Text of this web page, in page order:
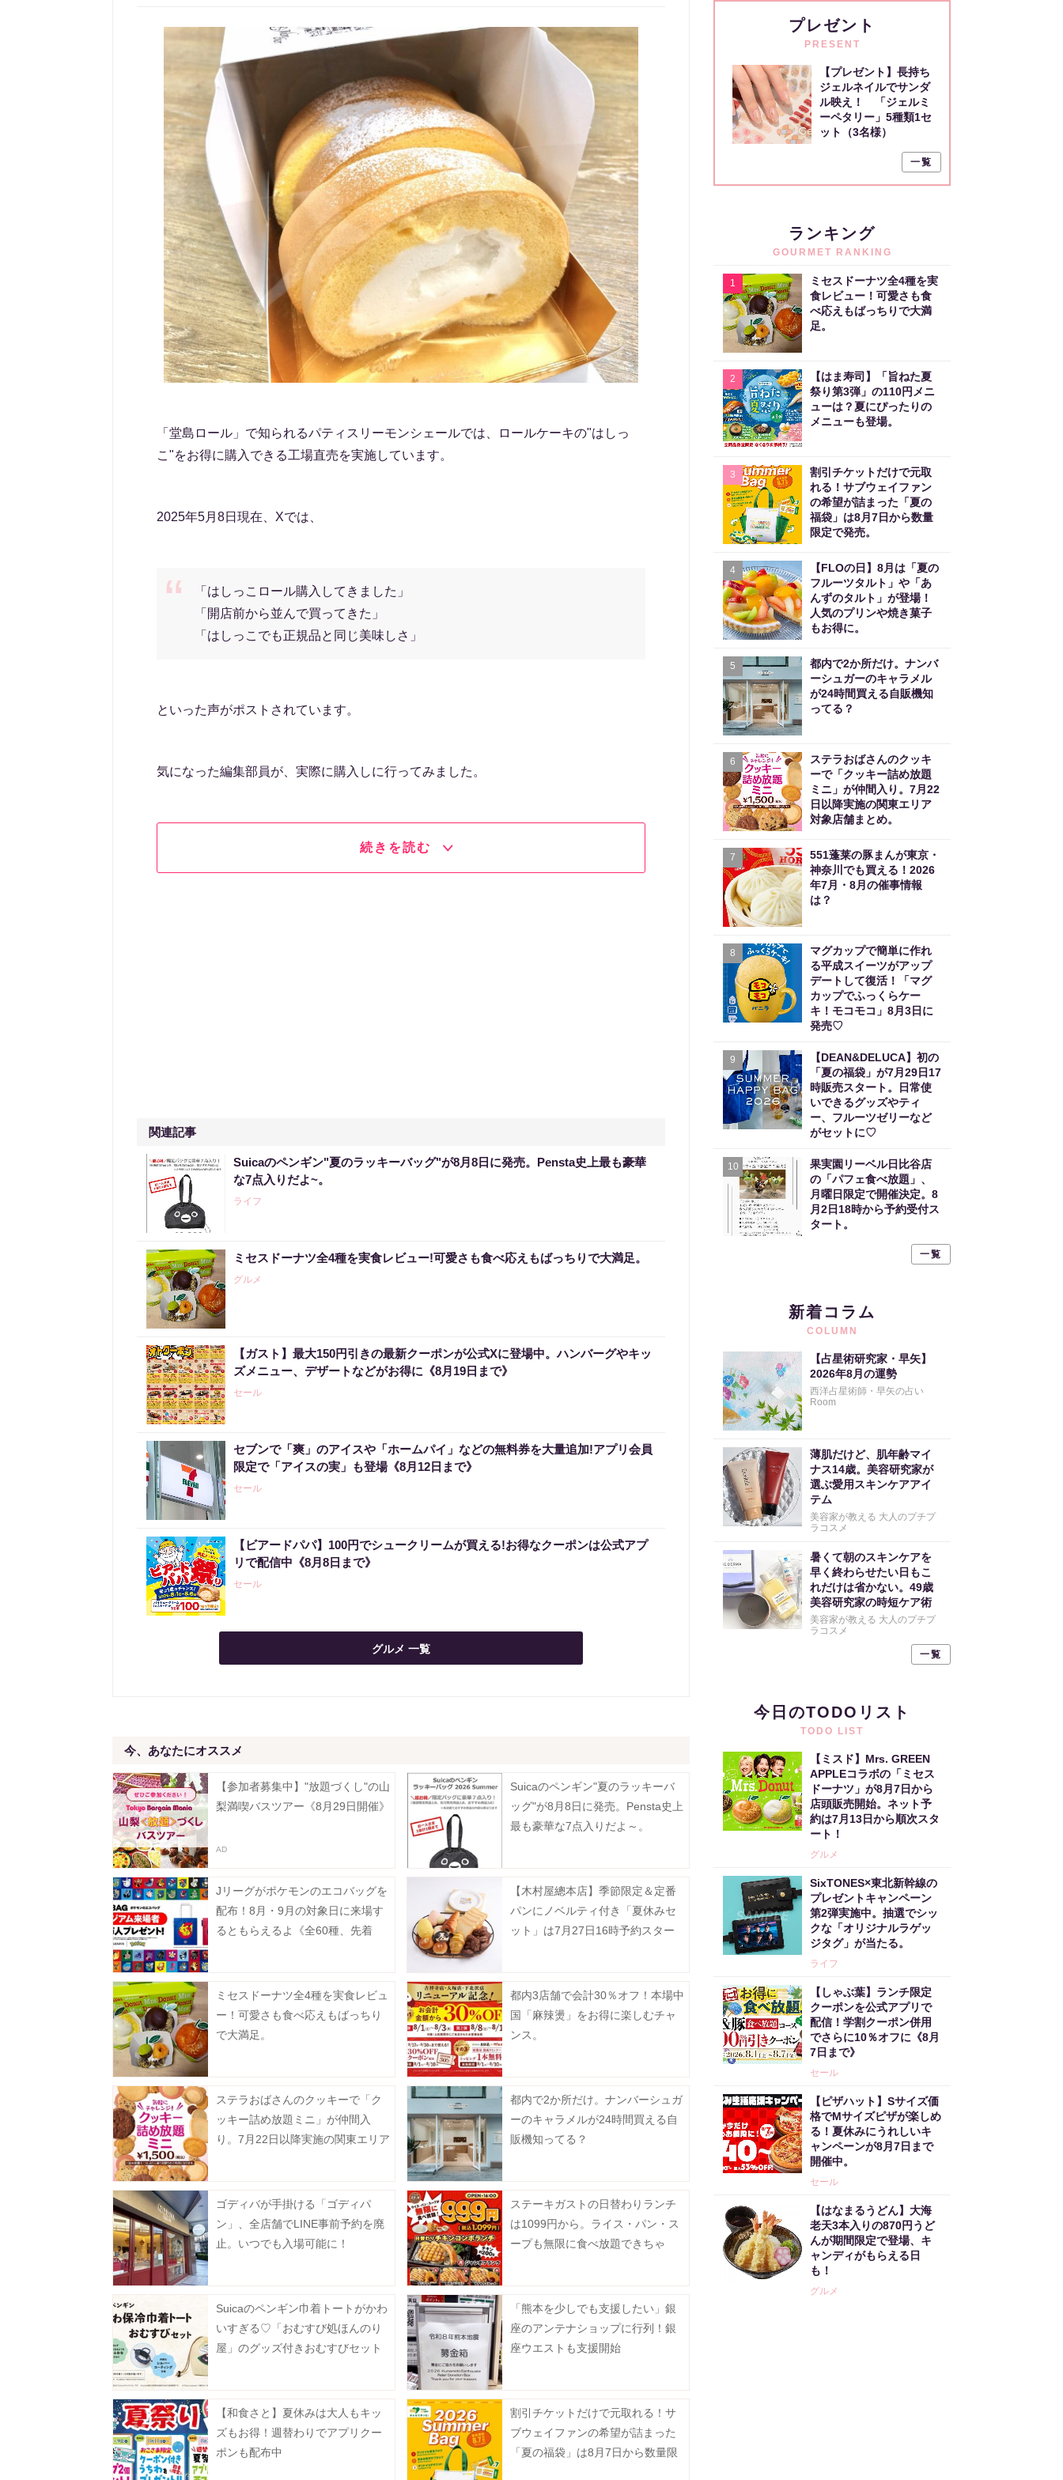
「堂島ロール」で知られるパティスリーモンシェールでは、ロールケーキの"はしっ
こ"をお得に購入できる工場直売を実施しています。
2025年5月8日現在、Xでは、
「はしっこロール購入してきました」
「開店前から並んで買ってきた」
「はしっこでも正規品と同じ美味しさ」
といった声がポストされています。
気になった編集部員が、実際に購入しに行ってみました。
続きを読む
関連記事
Suicaのペンギン"夏のラッキーバッグ"が8月8日に発売。Pensta史上最も豪華
な7点入りだよ~。
ライフ
ミセスドーナツ全4種を実食レビュー!可愛さも食べ応えもばっちりで大満足。
グルメ
【ガスト】最大150円引きの最新クーポンが公式Xに登場中。ハンバーグやキッ
ズメニュー、デザートなどがお得に《8月19日まで》
セール
セブンで「爽」のアイスや「ホームパイ」などの無料券を大量追加!アプリ会員
限定で「アイスの実」も登場《8月12日まで》
セール
【ビアードパパ】100円でシュークリームが買える!お得なクーポンは公式アプ
リで配信中《8月8日まで》
セール
グルメ 一覧
今、あなたにオススメ
【参加者募集中】"放題づくし"の山
梨満喫バスツアー《8月29日開催》
Suicaのペンギン"夏のラッキーバ
ッグ"が8月8日に発売。Pensta史上
最も豪華な7点入りだよ～。
Jリーグがポケモンのエコバッグを
配布！8月・9月の対象日に来場す
るともらえるよ《全60種、先着
【木村屋總本店】季節限定＆定番
パンにノベルティ付き「夏休みセ
ット」は7月27日16時予約スター
ミセスドーナツ全4種を実食レビュ
ー！可愛さも食べ応えもばっちり
で大満足。
都内3店舗で会計30％オフ！本場中
国「麻辣燙」をお得に楽しむチャ
ンス。
ステラおばさんのクッキーで「ク
ッキー詰め放題ミニ」が仲間入
り。7月22日以降実施の関東エリア
都内で2か所だけ。ナンバーシュガ
ーのキャラメルが24時間買える自
販機知ってる？
ゴディバが手掛ける「ゴディパ
ン」、全店舗でLINE事前予約を廃
止。いつでも入場可能に！
ステーキガストの日替わりランチ
は1099円から。ライス・パン・ス
ープも無限に食べ放題できちゃ
Suicaのペンギン巾着トートがかわ
いすぎる♡「おむすび処ほんのり
屋」のグッズ付きおむすびセット
「熊本を少しでも支援したい」銀
座のアンテナショップに行列！銀
座ウエストも支援開始
【和食さと】夏休みは大人もキッ
ズもお得！週替わりでアプリクー
ポンも配布中
割引チケットだけで元取れる！サ
ブウェイファンの希望が詰まった
「夏の福袋」は8月7日から数量限
プレゼント
PRESENT
【プレゼント】長持ち
ジェルネイルでサンダ
ル映え！ 「ジェルミ
ーペタリー」5種類1セ
ット（3名様）
一覧
ランキング
GOURMET RANKING
1
ミセスドーナツ全4種を実
食レビュー！可愛さも食
べ応えもばっちりで大満
足。
2
【はま寿司】「旨ねた夏
祭り第3弾」の110円メニ
ューは？夏にぴったりの
メニューも登場。
3
割引チケットだけで元取
れる！サブウェイファン
の希望が詰まった「夏の
福袋」は8月7日から数量
限定で発売。
4
【FLOの日】8月は「夏の
フルーツタルト」や「あ
んずのタルト」が登場！
人気のプリンや焼き菓子
もお得に。
5
都内で2か所だけ。ナンバ
ーシュガーのキャラメル
が24時間買える自販機知
ってる？
6
ステラおばさんのクッキ
ーで「クッキー詰め放題
ミニ」が仲間入り。7月22
日以降実施の関東エリア
対象店舗まとめ。
7
551蓬莱の豚まんが東京・
神奈川でも買える！2026
年7月・8月の催事情報
は？
8
マグカップで簡単に作れ
る平成スイーツがアップ
デートして復活！「マグ
カップでふっくらケー
キ！モコモコ」8月3日に
発売♡
9
【DEAN&DELUCA】初の
「夏の福袋」が7月29日17
時販売スタート。日常使
いできるグッズやティ
ー、フルーツゼリーなど
がセットに♡
10
果実園リーベル日比谷店
の「パフェ食べ放題」、
月曜日限定で開催決定。8
月2日18時から予約受付ス
タート。
一覧
新着コラム
COLUMN
【占星術研究家・早矢】
2026年8月の運勢
西洋占星術師・早矢の占い
Room
薄肌だけど、肌年齢マイ
ナス14歳。美容研究家が
選ぶ愛用スキンケアアイ
テム
美容家が教える 大人のプチプ
ラコスメ
暑くて朝のスキンケアを
早く終わらせたい日もこ
れだけは省かない。49歳
美容研究家の時短ケア術
美容家が教える 大人のプチプ
ラコスメ
一覧
今日のTODOリスト
TODO LIST
【ミスド】Mrs. GREEN
APPLEコラボの「ミセス
ドーナツ」が8月7日から
店頭販売開始。ネット予
約は7月13日から順次スタ
ート！
グルメ
SixTONES×東北新幹線の
プレゼントキャンペーン
第2弾実施中。抽選でシッ
クな「オリジナルラゲッ
ジタグ」が当たる。
ライフ
【しゃぶ葉】ランチ限定
クーポンを公式アプリで
配信！学割クーポン併用
でさらに10％オフに《8月
7日まで》
セール
【ピザハット】Sサイズ価
格でMサイズピザが楽しめ
る！夏休みにうれしいキ
ャンペーンが8月7日まで
開催中。
セール
【はなまるうどん】大海
老天3本入りの870円うど
んが期間限定で登場、キ
ャンディがもらえる日
も！
グルメ